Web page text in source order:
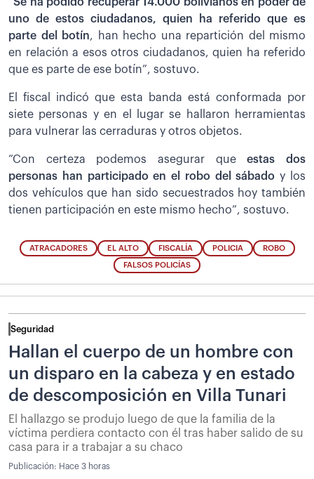
uno de estos ciudadanos, quien ha referido que es
parte del botín, han hecho una repartición del mismo
en relación a esos otros ciudadanos, quien ha referido
que es parte de ese botín”, sostuvo.
El fiscal indicó que esta banda está conformada por
siete personas y en el lugar se hallaron herramientas
para vulnerar las cerraduras y otros objetos.
“Con certeza podemos asegurar queestas dos
personas han participado en el robo del sábadoy los
dos vehículos que han sido secuestrados hoy también
tienen participación en este mismo hecho”, sostuvo.
ATRACADORES EL ALTO FISCALÍA POLICIA ROBO
FALSOS POLICÍAS
Seguridad
Hallan el cuerpo de un hombre con
un disparo en la cabeza y en estado
de descomposición en Villa Tunari
El hallazgo se produjo luego de que la familia de la
víctima perdiera contacto con él tras haber salido de su
casa para ir a trabajar a su chaco
Publicación: Hace 3 horas